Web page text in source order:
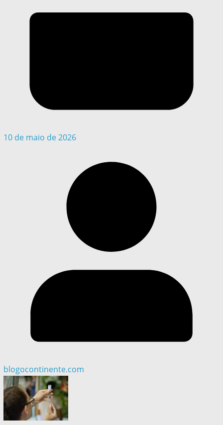
10 de maio de 2026
blogocontinente.com